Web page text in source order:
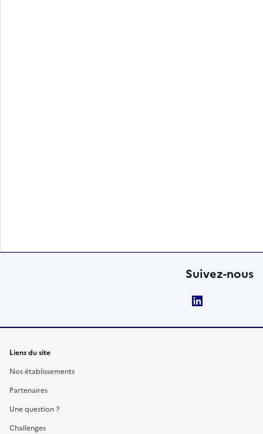
Suivez-nous
Liens du site
Nos établissements
Partenaires
Une question ?
Challenges